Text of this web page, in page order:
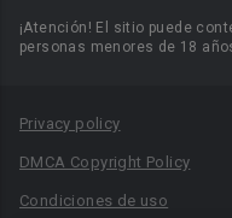
¡Atención! El sitio puede
personas menores de 18
Privacy policy
DMCA Copyright Policy
Condiciones de uso